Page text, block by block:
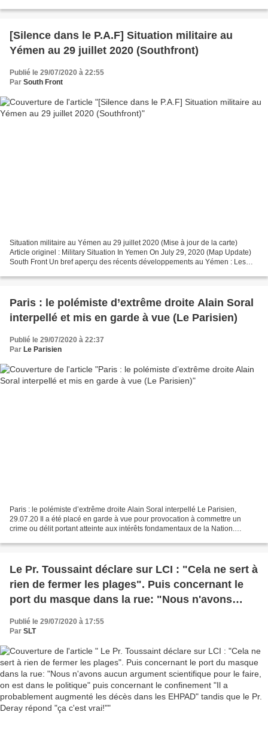
[Silence dans le P.A.F] Situation militaire au
Yémen au 29 juillet 2020 (Southfront)
Publié le 29/07/2020 à 22:55
Par South Front
Situation militaire au Yémen au 29 juillet 2020 (Mise à jour de la carte)
Article originel : Military Situation In Yemen On July 29, 2020 (Map Update)
South Front Un bref aperçu des récents développements au Yémen : Les
Paris : le polémiste d’extrême droite Alain Soral
interpellé et mis en garde à vue (Le Parisien)
Publié le 29/07/2020 à 22:37
Par Le Parisien
Paris : le polémiste d’extrême droite Alain Soral interpellé Le Parisien,
29.07.20 Il a été placé en garde à vue pour provocation à commettre un
crime ou délit portant atteinte aux intérêts fondamentaux de la Nation.
Le Pr. Toussaint déclare sur LCI : "Cela ne sert à
rien de fermer les plages". Puis concernant le
port du masque dans la rue: "Nous n'avons
aucun argument scientifique pour le faire, on est
dans le politique" puis concernant le
décès dans les EHPAD" tandis que le Pr. Deray
répond "ça c'est vrai!"
Publié le 29/07/2020 à 17:55
Par SLT